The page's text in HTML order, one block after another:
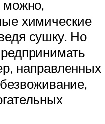
можно,
химические
сушку. Но
направленных